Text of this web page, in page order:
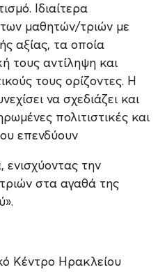
Ιδιαίτερα
μαθητών/τριών με
αξίας, τα οποία
τους αντίληψη και
τους ορίζοντες. Η
να σχεδιάζει και
πολιτιστικές και
επενδύουν
ενισχύοντας την
στα αγαθά της
Κέντρο Ηρακλείου